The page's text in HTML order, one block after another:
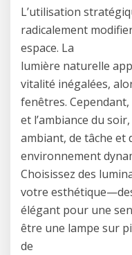
L’utilisation
radicalement
espace. La
lumière naturelle
vitalité inégalées,
fenêtres.
et l’ambiance du
ambiant, de tâche et
environnement
Choisissez des
votre
élégant pour une
être une lampe sur
de